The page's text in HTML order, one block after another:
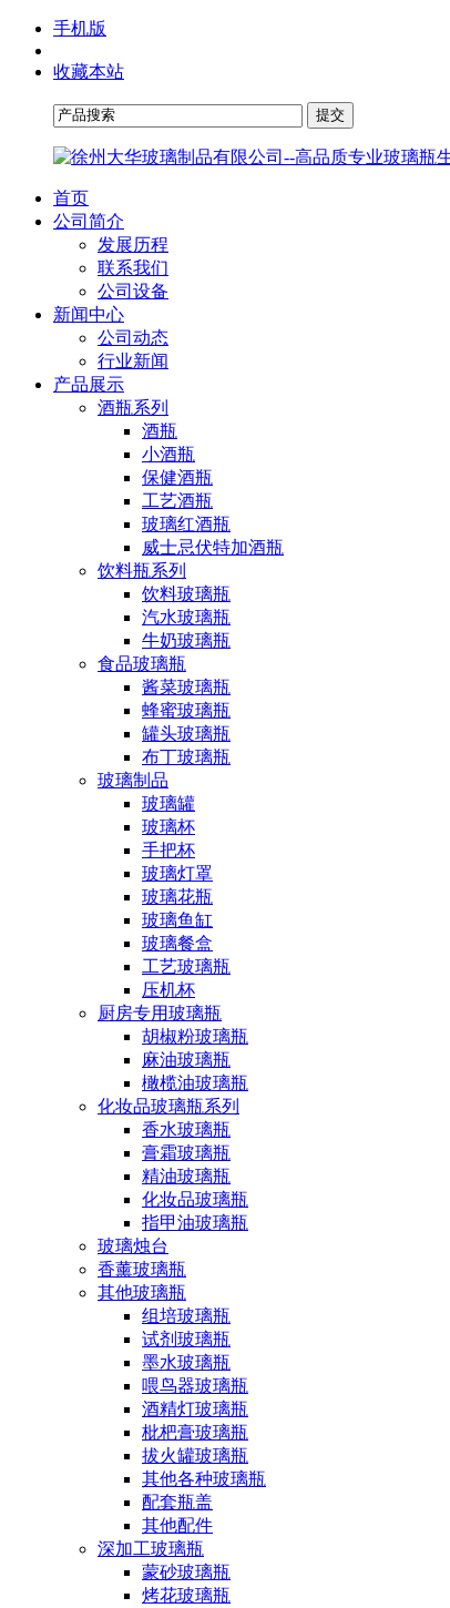
手机版
收藏本站
首页
公司简介
发展历程
联系我们
公司设备
新闻中心
公司动态
行业新闻
产品展示
酒瓶系列
酒瓶
小酒瓶
保健酒瓶
工艺酒瓶
玻璃红酒瓶
威士忌伏特加酒瓶
饮料瓶系列
饮料玻璃瓶
汽水玻璃瓶
牛奶玻璃瓶
食品玻璃瓶
酱菜玻璃瓶
蜂蜜玻璃瓶
罐头玻璃瓶
布丁玻璃瓶
玻璃制品
玻璃罐
玻璃杯
手把杯
玻璃灯罩
玻璃花瓶
玻璃鱼缸
玻璃餐盒
工艺玻璃瓶
压机杯
厨房专用玻璃瓶
胡椒粉玻璃瓶
麻油玻璃瓶
橄榄油玻璃瓶
化妆品玻璃瓶系列
香水玻璃瓶
膏霜玻璃瓶
精油玻璃瓶
化妆品玻璃瓶
指甲油玻璃瓶
玻璃烛台
香薰玻璃瓶
其他玻璃瓶
组培玻璃瓶
试剂玻璃瓶
墨水玻璃瓶
喂鸟器玻璃瓶
酒精灯玻璃瓶
枇杷膏玻璃瓶
拔火罐玻璃瓶
其他各种玻璃瓶
配套瓶盖
其他配件
深加工玻璃瓶
蒙砂玻璃瓶
烤花玻璃瓶